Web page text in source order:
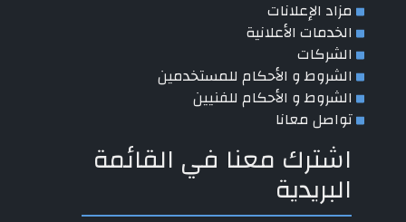
مزاد الإعلانات
الخدمات الأعلانية
الشركات
الشروط و الأحكام للمستخدمين
الشروط و الأحكام للفنيين
تواصل معانا
اشترك معنا في القائمة
البريدية